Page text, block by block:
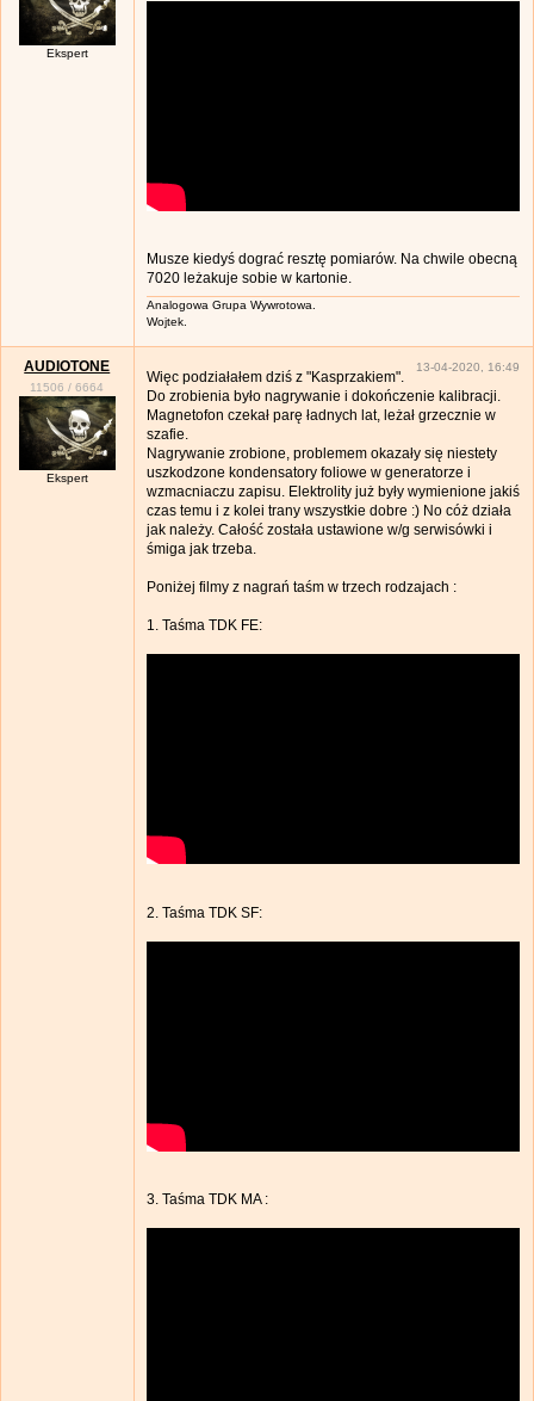
Ekspert
Musze kiedyś dograć resztę pomiarów. Na chwile obecną
7020 leżakuje sobie w kartonie.
Analogowa Grupa Wywrotowa.
Wojtek.
AUDIOTONE
11506 /6664
Ekspert
13-04-2020, 16:49
Więc podziałałem dziś z "Kasprzakiem".
Do zrobienia było nagrywanie i dokończenie kalibracji.
Magnetofon czekał parę ładnych lat, leżał grzecznie w
szafie.
Nagrywanie zrobione, problemem okazały się niestety
uszkodzone kondensatory foliowe w generatorze i
wzmacniaczu zapisu. Elektrolity już były wymienione jakiś
czas temu i z kolei trany wszystkie dobre :) No cóż działa
jak należy. Całość została ustawione w/g serwisówki i
śmiga jak trzeba.
Poniżej filmy z nagrań taśm w trzech rodzajach :
1. Taśma TDK FE:
2. Taśma TDK SF:
3. Taśma TDK MA :